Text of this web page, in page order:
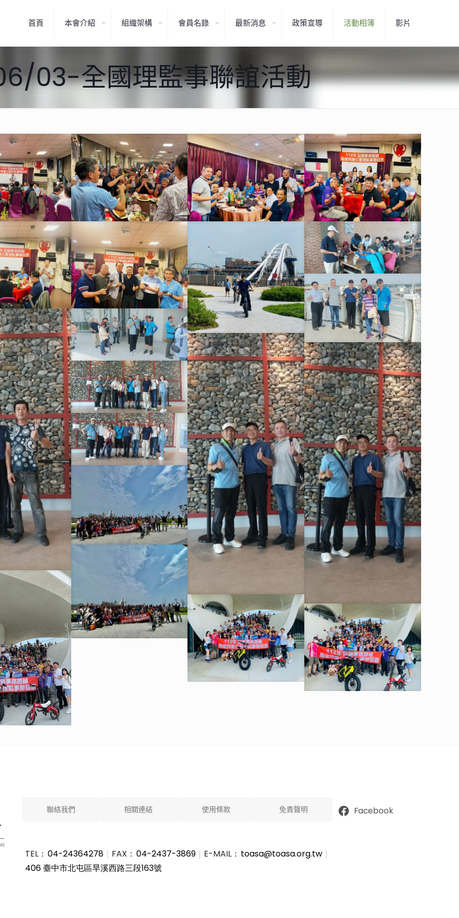
首頁 本會介紹 組織架構 會員名錄 最新消息 政策宣導 活動相簿 影片
03-全國理監事聯誼活動
聯絡我們 相關連結 使用條款 免責聲明 Facebook
TEL： 04-24364278｜ FAX： 04-2437-3869｜ E-MAIL： toasa@toasa.org.tw｜
406 臺中市北屯區旱溪西路三段163號